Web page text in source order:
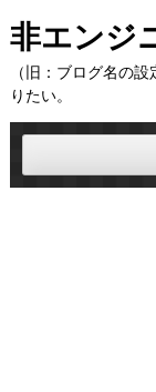
コ
ン
テ
ン
ツ
ス
非エンジ
（旧：ブログ名の
りたい。